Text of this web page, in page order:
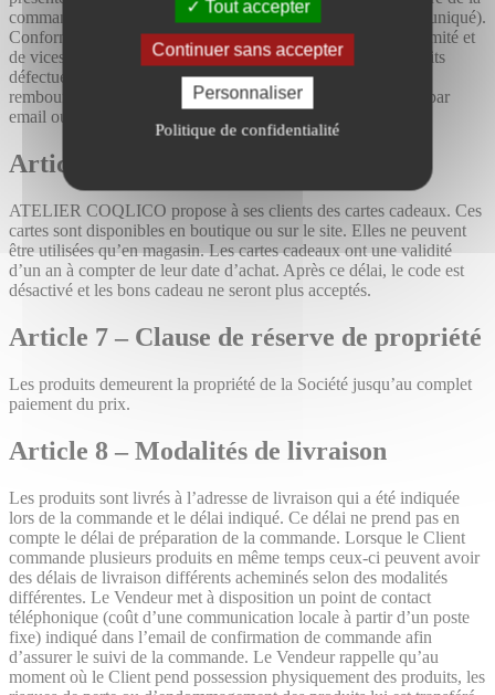
Tout accepter
Continuer sans accepter
Personnaliser
Politique de confidentialité
commande (ou la personne titulaire de l’adresse email communiqué).
Conformément aux dispositions légales en matière de conformité et
de vices cachés, le Vendeur rembourse ou échange les produits
défectueux ou ne correspondant pas à la commande. Le
remboursement peut être demandé en contactant le Vendeur par
email ou lettre simple.
Article 6 – Cartes cadeaux
ATELIER COQLICO propose à ses clients des cartes cadeaux. Ces
cartes sont disponibles en boutique ou sur le site. Elles ne peuvent
être utilisées qu’en magasin. Les cartes cadeaux ont une validité
d’un an à compter de leur date d’achat. Après ce délai, le code est
désactivé et les bons cadeau ne seront plus acceptés.
Article 7 – Clause de réserve de propriété
Les produits demeurent la propriété de la Société jusqu’au complet
paiement du prix.
Article 8 – Modalités de livraison
Les produits sont livrés à l’adresse de livraison qui a été indiquée
lors de la commande et le délai indiqué. Ce délai ne prend pas en
compte le délai de préparation de la commande. Lorsque le Client
commande plusieurs produits en même temps ceux-ci peuvent avoir
des délais de livraison différents acheminés selon des modalités
différentes. Le Vendeur met à disposition un point de contact
téléphonique (coût d’une communication locale à partir d’un poste
fixe) indiqué dans l’email de confirmation de commande afin
d’assurer le suivi de la commande. Le Vendeur rappelle qu’au
moment où le Client pend possession physiquement des produits, les